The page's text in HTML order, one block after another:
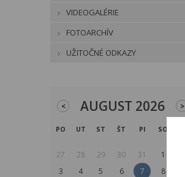
VIDEOGALÉRIE
FOTOARCHÍV
UŽITOČNÉ ODKAZY
< AUGUST 2026 >
PO UT ST ŠT PI SO
27 28 29 30 31 1
3
4 5 6 7 8